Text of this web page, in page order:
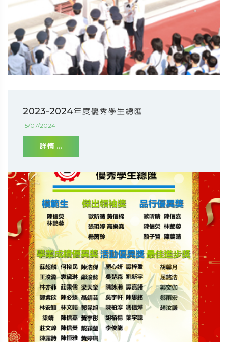
2023-2024年度優秀學生總匯
15/07/2024
詳情 ...